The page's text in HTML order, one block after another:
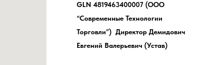
GLN 4819463400007 (ООО
“Современные Технологии
Торговли”) Директор Демидович
Евгений Валерьевич (Устав)